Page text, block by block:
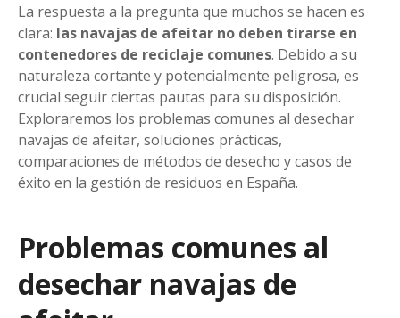
La respuesta a la pregunta que muchos se hacen es
clara: las navajas de afeitar no deben tirarse en
contenedores de reciclaje comunes. Debido a su
naturaleza cortante y potencialmente peligrosa, es
crucial seguir ciertas pautas para su disposición.
Exploraremos los problemas comunes al desechar
navajas de afeitar, soluciones prácticas,
comparaciones de métodos de desecho y casos de
éxito en la gestión de residuos en España.
Problemas comunes al
desechar navajas de